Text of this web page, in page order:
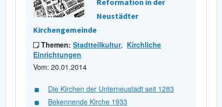
Reformation in der
Neustädter
Kirchengemeinde
Themen: Stadtteilkultur, Kirchliche
Einrichtungen
Vom: 20.01.2014
Die Kirchen der Unterneustadt seit 1283
Bekennende Kirche 1933